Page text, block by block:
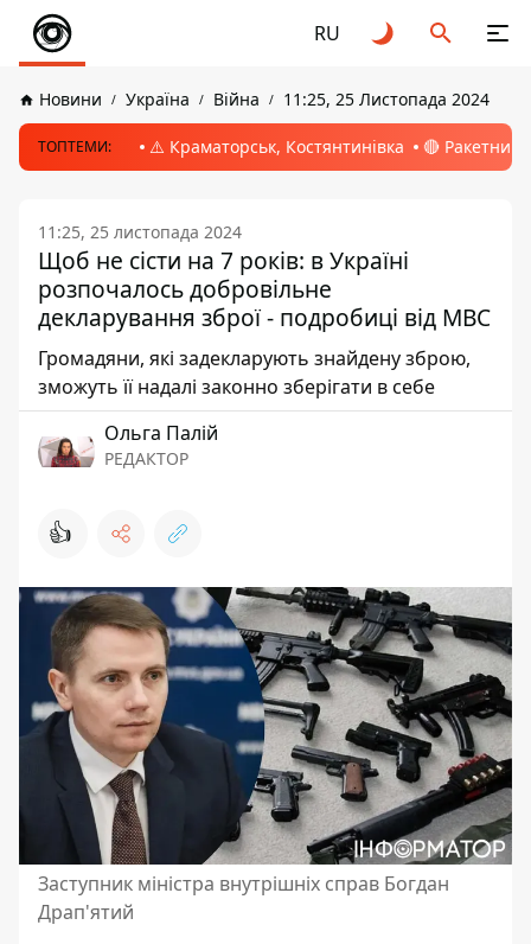
RU
Новини Україна Війна 11:25, 25 Листопада 2024
ТОПТЕМИ: ⚠️ Краматорськ, Костянтинівка 🔴 Ракетний
11:25, 25 листопада 2024
Щоб не сісти на 7 років: в Україні
розпочалось добровільне
декларування зброї - подробиці від МВС
Громадяни, які задекларують знайдену зброю,
зможуть її надалі законно зберігати в себе
Ольга Палій
РЕДАКТОР
👍
Заступник міністра внутрішніх справ Богдан
Драп'ятий